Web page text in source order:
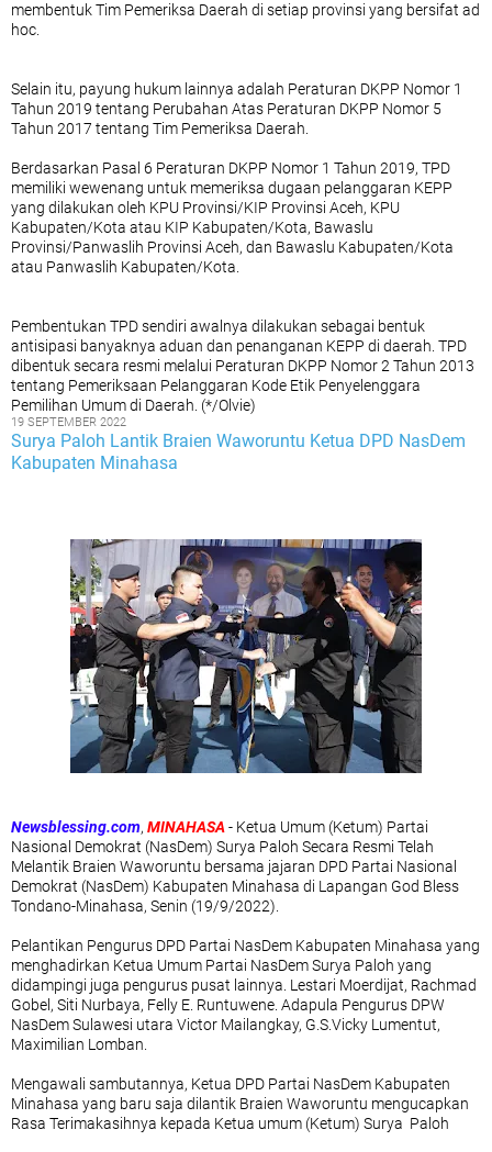
membentuk Tim Pemeriksa Daerah di setiap provinsi yang bersifat ad
hoc.
Selain itu, payung hukum lainnya adalah Peraturan DKPP Nomor 1
Tahun 2019 tentang Perubahan Atas Peraturan DKPP Nomor 5
Tahun 2017 tentang Tim Pemeriksa Daerah.
Berdasarkan Pasal 6 Peraturan DKPP Nomor 1 Tahun 2019, TPD
memiliki wewenang untuk memeriksa dugaan pelanggaran KEPP
yang dilakukan oleh KPU Provinsi/KIP Provinsi Aceh, KPU
Kabupaten/Kota atau KIP Kabupaten/Kota, Bawaslu
Provinsi/Panwaslih Provinsi Aceh, dan Bawaslu Kabupaten/Kota
atau Panwaslih Kabupaten/Kota.
Pembentukan TPD sendiri awalnya dilakukan sebagai bentuk
antisipasi banyaknya aduan dan penanganan KEPP di daerah. TPD
dibentuk secara resmi melalui Peraturan DKPP Nomor 2 Tahun 2013
tentang Pemeriksaan Pelanggaran Kode Etik Penyelenggara
Pemilihan Umum di Daerah. (*/Olvie)
19 SEPTEMBER 2022
Surya Paloh Lantik Braien Waworuntu Ketua DPD NasDem
Kabupaten Minahasa
Newsblessing.com, MINAHASA - Ketua Umum (Ketum) Partai
Nasional Demokrat (NasDem) Surya Paloh Secara Resmi Telah
Melantik Braien Waworuntu bersama jajaran DPD Partai Nasional
Demokrat (NasDem) Kabupaten Minahasa di Lapangan God Bless
Tondano-Minahasa, Senin (19/9/2022).
Pelantikan Pengurus DPD Partai NasDem Kabupaten Minahasa yang
menghadirkan Ketua Umum Partai NasDem Surya Paloh yang
didampingi juga pengurus pusat lainnya. Lestari Moerdijat, Rachmad
Gobel, Siti Nurbaya, Felly E. Runtuwene. Adapula Pengurus DPW
NasDem Sulawesi utara Victor Mailangkay, G.S.Vicky Lumentut,
Maximilian Lomban.
Mengawali sambutannya, Ketua DPD Partai NasDem Kabupaten
Minahasa yang baru saja dilantik Braien Waworuntu mengucapkan
Rasa Terimakasihnya kepada Ketua umum (Ketum) Surya Paloh